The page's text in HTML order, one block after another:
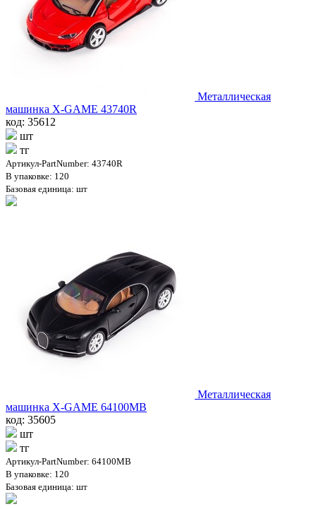
Металлическая
машинка X-GAME 43740R
код: 35612
шт
тг
Артикул-PartNumber: 43740R
В упаковке: 120
Базовая единица: шт
Металлическая
машинка X-GAME 64100MB
код: 35605
шт
тг
Артикул-PartNumber: 64100MB
В упаковке: 120
Базовая единица: шт